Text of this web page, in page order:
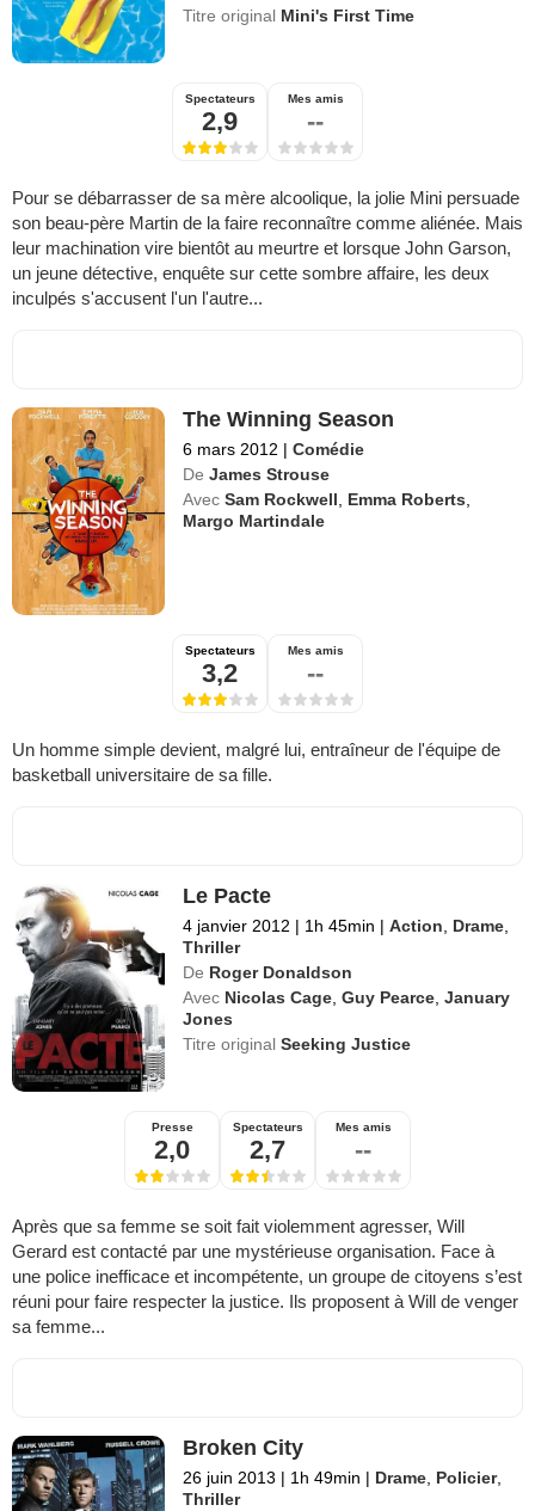
Titre original Mini's First Time
Spectateurs
2,9
Mes amis
--
Pour se débarrasser de sa mère alcoolique, la jolie Mini persuade
son beau-père Martin de la faire reconnaître comme aliénée. Mais
leur machination vire bientôt au meurtre et lorsque John Garson,
un jeune détective, enquête sur cette sombre affaire, les deux
inculpés s'accusent l'un l'autre...
The Winning Season
6 mars 2012 | Comédie
De James Strouse
Avec Sam Rockwell, Emma Roberts,
Margo Martindale
Spectateurs
3,2
Mes amis
--
Un homme simple devient, malgré lui, entraîneur de l'équipe de
basketball universitaire de sa fille.
Le Pacte
4 janvier 2012 | 1h 45min | Action, Drame,
Thriller
De Roger Donaldson
Avec Nicolas Cage,Guy Pearce,January
Jones
Titre originalSeeking Justice
Presse
2,0
Spectateurs
2,7
Mes amis
--
Après que sa femme se soit fait violemment agresser, Will
Gerard est contacté par une mystérieuse organisation. Face à
une police inefficace et incompétente, un groupe de citoyens s’est
réuni pour faire respecter la justice. Ils proposent à Will de venger
sa femme...
Broken City
26 juin 2013 | 1h 49min | Drame Policier,
Thriller